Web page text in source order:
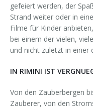
gefeiert werden, der
Strand weiter oder in
Filme für Kinder
bei einem der vielen,
und nicht zuletzt in einer
IN RIMINI IST
Von den Zauberbergen
Zauberer, von den